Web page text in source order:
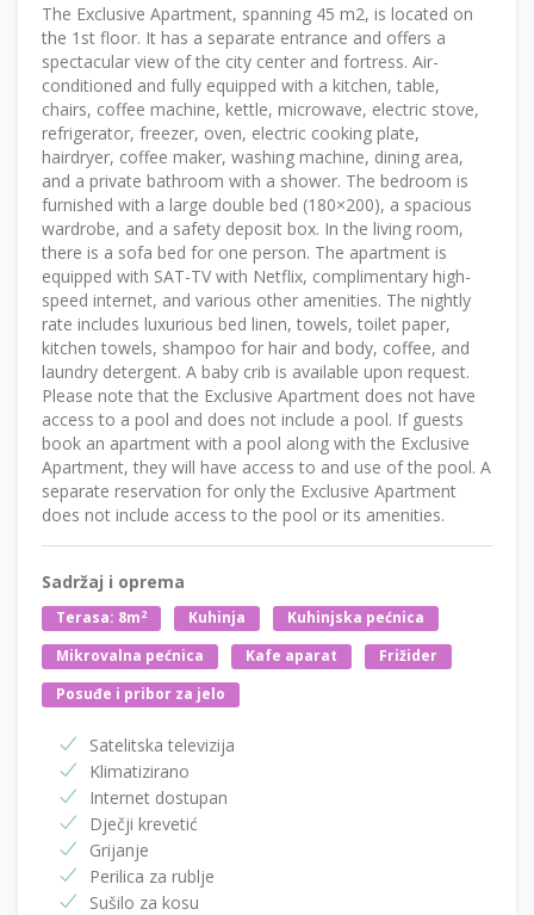
The Exclusive Apartment, spanning 45 m2, is located on
the 1st floor. It has a separate entrance and offers a
spectacular view of the city center and fortress. Air-
conditioned and fully equipped with a kitchen, table,
chairs, coffee machine, kettle, microwave, electric stove,
refrigerator, freezer, oven, electric cooking plate,
hairdryer, coffee maker, washing machine, dining area,
and a private bathroom with a shower. The bedroom is
furnished with a large double bed (180×200), a spacious
wardrobe, and a safety deposit box. In the living room,
there is a sofa bed for one person. The apartment is
equipped with SAT-TV with Netflix, complimentary high-
speed internet, and various other amenities. The nightly
rate includes luxurious bed linen, towels, toilet paper,
kitchen towels, shampoo for hair and body, coffee, and
laundry detergent. A baby crib is available upon request.
Please note that the Exclusive Apartment does not have
access to a pool and does not include a pool. If guests
book an apartment with a pool along with the Exclusive
Apartment, they will have access to and use of the pool. A
separate reservation for only the Exclusive Apartment
does not include access to the pool or its amenities.
Sadržaj i oprema
Terasa: 8m2 Kuhinja
Kuhinjska pećnica
Mikrovalna pećnica
Kafe aparat
Frižider
Posuđe i pribor za jelo
Satelitska televizija
Klimatizirano
Internet dostupan
Dječji krevetić
Grijanje
Perilica za rublje
Sušilo za kosu